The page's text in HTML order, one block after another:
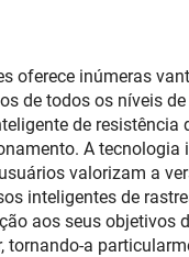
oferece inúmeras
de todos os níveis
de
A
valorizam a
inteligentes de
aos seus
tornando-a